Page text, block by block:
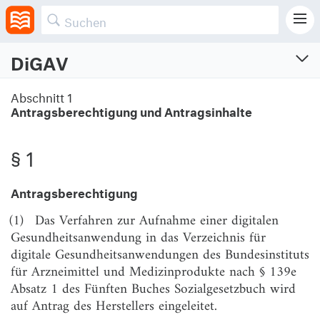
DiGAV
Verordnung über das Verfahren und die Anforderungen zur Prüfung der
Erstattungsfähigkeit digitaler Gesundheitsanwendungen in der gesetzlichen
Zuletzt geändert am 27.1.2026 (BGBl. I S. Nr. 22)
Abschnitt 1
Antragsberechtigung und Antragsinhalte
§ 1
Antragsberechtigung
§ 2
Antragsinhalt
Abschnitt 2
Anforderungen an Sicherheit, Funktionstauglichkeit,
Abschnitt 1
Antragsberechtigung und Antragsinhalte
§ 1
Antragsberechtigung
(1) Das Verfahren zur Aufnahme einer digitalen
Gesundheitsanwendung in das Verzeichnis für
digitale Gesundheitsanwendungen des Bundesinstituts
für Arzneimittel und Medizinprodukte nach § 139e
Absatz 1 des Fünften Buches Sozialgesetzbuch wird
auf Antrag des Herstellers eingeleitet.